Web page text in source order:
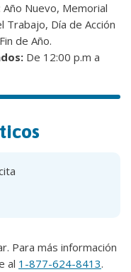
Nuevo, Memorial
Trabajo, Día de Acción
de Año.
De 12:00 p.m a
Para más información
al 1-877-624-8413.